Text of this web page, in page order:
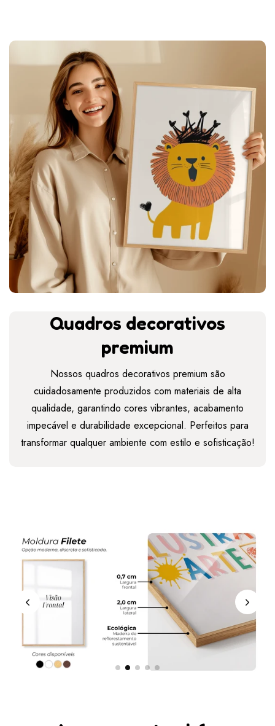
Quadros decorativos
premium
Nossos quadros decorativos premium são
cuidadosamente produzidos com materiais de alta
qualidade, garantindo cores vibrantes, acabamento
impecável e durabilidade excepcional. Perfeitos para
transformar qualquer ambiente com estilo e sofisticação!